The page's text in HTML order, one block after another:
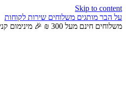
Skip to content
על הבר מותגים משלוחים שירות לקוחות
משלוחים חינם מעל 300 ₪ 🎉 מינימום קניה באתר 180 ₪ להזמנה